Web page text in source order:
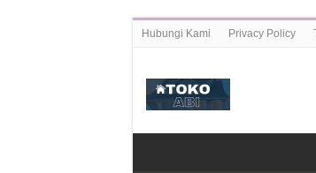
Hubungi Kami Privacy Policy